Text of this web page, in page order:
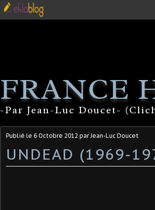
FRANCE
-Par Jean-Luc Doucet-
Publié le 6 Octobre 2012 par Jean-Luc Doucet
UNDEAD (1969-